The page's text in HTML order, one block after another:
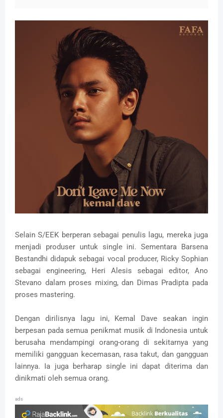
Selain S/EEK berperan sebagai penulis lagu, mereka juga
menjadi produser untuk single ini. Sementara Barsena
Bestandhi didapuk sebagai vocal producer, Ricky Sophian
sebagai engineering, Heri Alesis sebagai editor, Ano
Stevano dalam proses mixing, dan Dimas Pradipta pada
proses mastering.
Dengan dirilisnya lagu ini, Kemal Dave seakan ingin
berpesan pada semua penikmat musik di Indonesia untuk
berusaha mendampingi orang-orang di sekitarnya yang
memiliki gangguan kecemasan, rasa takut, dan gangguan
lainnya. Ia juga berharap single ini dapat diterima dan
dinikmati oleh semua orang.
ads